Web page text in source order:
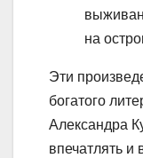
на
Эти
богатого
Александра
впечатлять и